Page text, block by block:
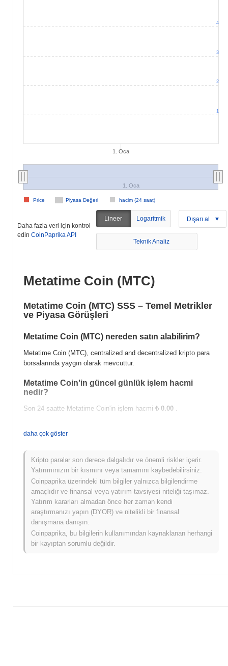
1. Oca
Piyasa Değeri hacim (24 saat)
Price
1. Oca
1
2
3
4
Daha fazla veri için kontrol
edin CoinPaprika API
Lineer Logaritmik Dışarı al
Teknik Analiz
Metatime Coin (MTC)
Metatime Coin (MTC) SSS – Temel Metrikler
ve Piyasa Görüşleri
Metatime Coin (MTC) nereden satın alabilirim?
Metatime Coin (MTC), centralized and decentralized kripto para
borsalarında yaygın olarak mevcuttur.
Metatime Coin'in güncel günlük işlem hacmi
nedir?
Son 24 saatte Metatime Coin'in işlem hacmi ₺ 0.00 .
Tüm Zamanların En Düşük Değeri (ATL):
Metatime Coin şu anda ATH'sinin altında işlem görüyor .
Metatime Coin, daha geniş kripto piyasasıyla
karşılaştırıldığında nasıl performans gösteriyor?
Son 7 günde Metatime Coin
piyasasından0.75%düşüş kaydeden daha iyi performans
gösterdi. Bu, daha geniş piyasa momentumuna göre MTC'ün fiyat
hareketinde güçlü performans gösterdiğini belirtir.
daha çok göster
Kripto paralar son derece dalgalıdır ve önemli riskler içerir.
Yatırımınızın bir kısmını veya tamamını kaybedebilirsiniz.
Coinpaprika üzerindeki tüm bilgiler yalnızca bilgilendirme
amaçlıdır ve finansal veya yatırım tavsiyesi niteliği taşımaz.
Yatırım kararları almadan önce her zaman kendi
araştırmanızı yapın (DYOR) ve nitelikli bir finansal
danışmana danışın.
Coinpaprika, bu bilgilerin kullanımından kaynaklanan herhangi
bir kayıptan sorumlu değildir.